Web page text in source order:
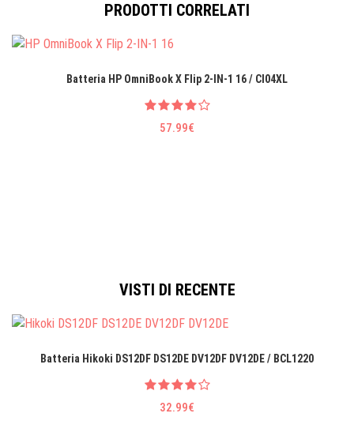
PRODOTTI CORRELATI
Batteria HP OmniBook X Flip 2-IN-1 16 / CI04XL
57.99€
VISTI DI RECENTE
Batteria Hikoki DS12DF DS12DE DV12DF DV12DE / BCL1220
32.99€